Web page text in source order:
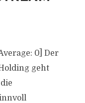
0] Der
geht